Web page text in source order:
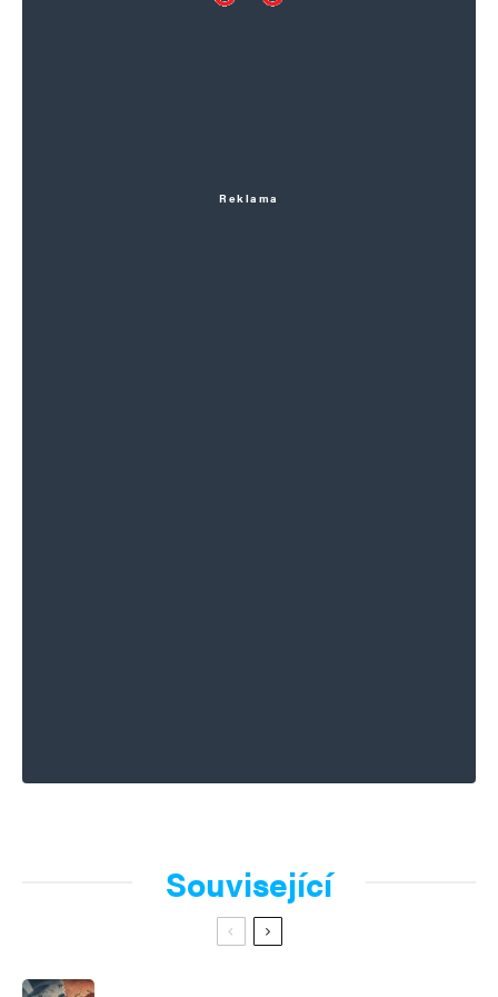
Reklama
Související